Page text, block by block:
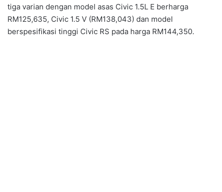
tiga varian dengan model asas Civic 1.5L E berharga
RM125,635, Civic 1.5 V (RM138,043) dan model
berspesifikasi tinggi Civic RS pada harga RM144,350.